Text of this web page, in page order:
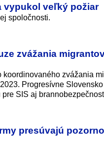
vypukol veľký požiar
spoločnosti.
zvážania
zvážania
Progresívne
SIS aj
presúvajú